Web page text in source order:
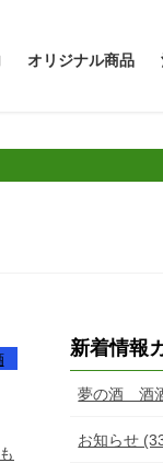
オリジナル商品
新着情報
夢の酒 酒
お知らせ